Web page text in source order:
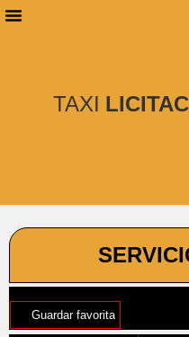
TAXI
Guardar favorita